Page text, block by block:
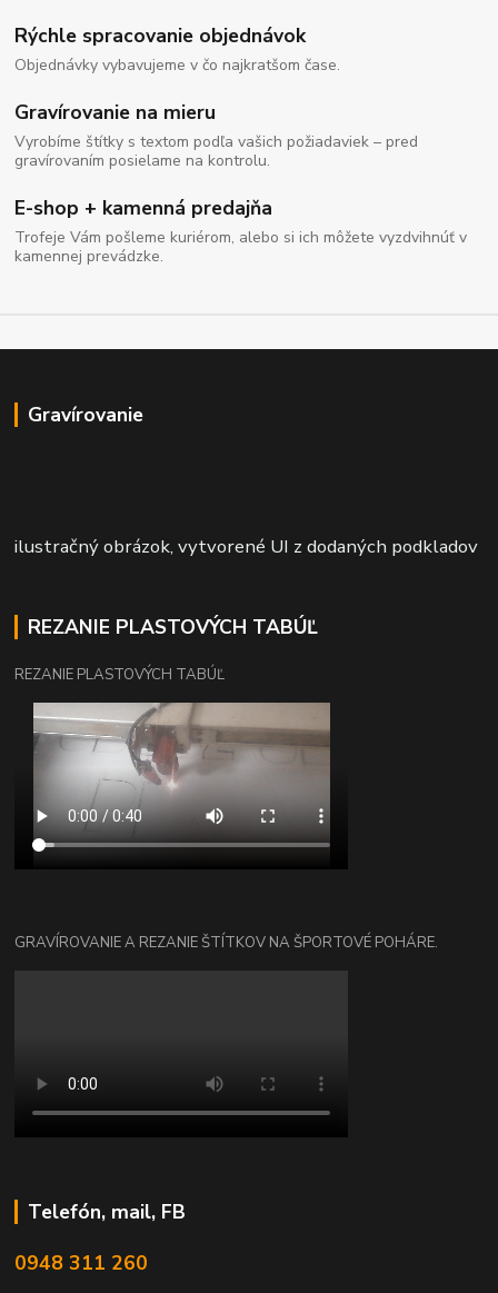
Rýchle spracovanie objednávok
Objednávky vybavujeme v čo najkratšom čase.
Gravírovanie na mieru
Vyrobíme štítky s textom podľa vašich požiadaviek – pred
gravírovaním posielame na kontrolu.
E-shop + kamenná predajňa
Trofeje Vám pošleme kuriérom, alebo si ich môžete vyzdvihnúť v
kamennej prevádzke.
Gravírovanie
ilustračný obrázok, vytvorené UI z dodaných podkladov
REZANIE PLASTOVÝCH TABÚĽ
REZANIE PLASTOVÝCH TABÚĽ
GRAVÍROVANIE A REZANIE ŠTÍTKOV NA ŠPORTOVÉ POHÁRE.
Telefón, mail, FB
0948 311 260